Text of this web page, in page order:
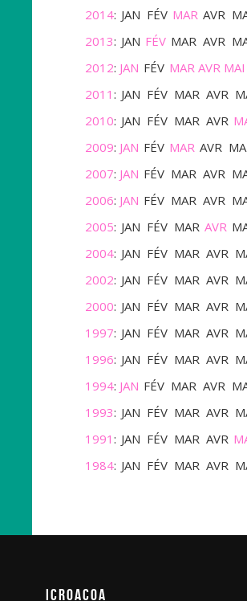
2014: JAN FÉV MAR AVR
2013: JAN FÉV MAR AVR
2012: JAN FÉV MAR AVR MAI
2011 : JAN FÉV MAR AVR
2010: JAN FÉV MAR AVR
2009: JAN FÉV MAR AVR
2007: JAN FÉV MAR AVR
2006: JAN FÉV MAR AVR
2005: JAN FÉV MAR AVR
2004: JAN FÉV MAR AVR
2002: JAN FÉV MAR AVR
2000: JAN FÉV MAR AVR
1997: JAN FÉV MAR AVR
1996: JAN FÉV MAR AVR
1994: JAN FÉV MAR AVR
1993: JAN FÉV MAR AVR
1991 : JAN FÉV MAR AVR
1984: JAN FÉV MAR AVR
ICROACOA